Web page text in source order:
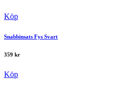
Köp
Snabbinsats Fys Svart
359 kr
Köp